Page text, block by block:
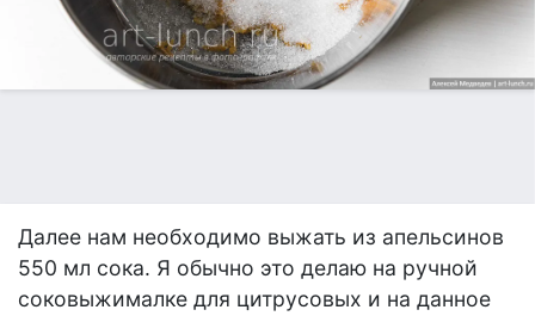
Далее нам необходимо выжать из апельсинов
550 мл сока. Я обычно это делаю на ручной
соковыжималке для цитрусовых и на данное